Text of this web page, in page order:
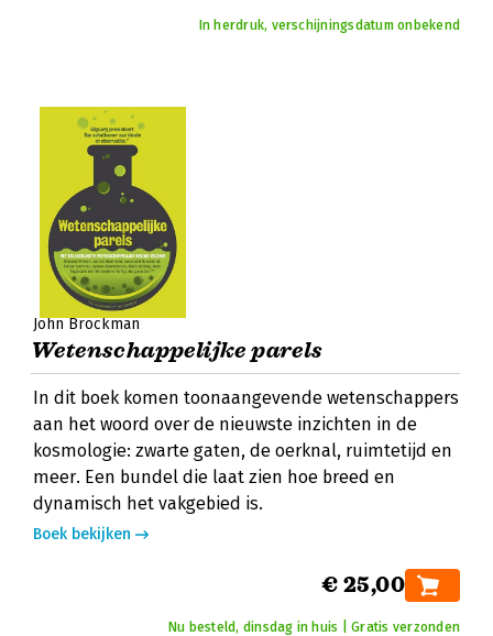
In herdruk, verschijningsdatum onbekend
John Brockman
Wetenschappelijke parels
In dit boek komen toonaangevende wetenschappers
aan het woord over de nieuwste inzichten in de
kosmologie: zwarte gaten, de oerknal, ruimtetijd en
meer. Een bundel die laat zien hoe breed en
dynamisch het vakgebied is.
Boek bekijken
€ 25,00
Nu besteld, dinsdag in huis | Gratis verzonden